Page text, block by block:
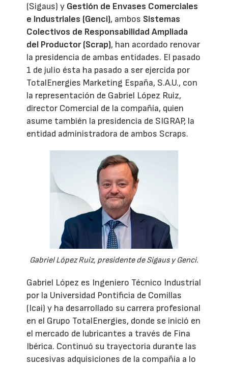
(Sigaus) y Gestión de Envases Comerciales
e Industriales (Genci), ambos Sistemas
Colectivos de Responsabilidad Ampliada
del Productor (Scrap), han acordado renovar
la presidencia de ambas entidades. El pasado
1 de julio ésta ha pasado a ser ejercida por
TotalEnergies Marketing España, S.A.U., con
la representación de Gabriel López Ruiz,
director Comercial de la compañía, quien
asume también la presidencia de SIGRAP, la
entidad administradora de ambos Scraps.
Gabriel López Ruiz, presidente de Sigaus y Genci.
Gabriel López es Ingeniero Técnico Industrial
por la Universidad Pontificia de Comillas
(Icai) y ha desarrollado su carrera profesional
en el Grupo TotalEnergies, donde se inició en
el mercado de lubricantes a través de Fina
Ibérica. Continuó su trayectoria durante las
sucesivas adquisiciones de la compañía a lo